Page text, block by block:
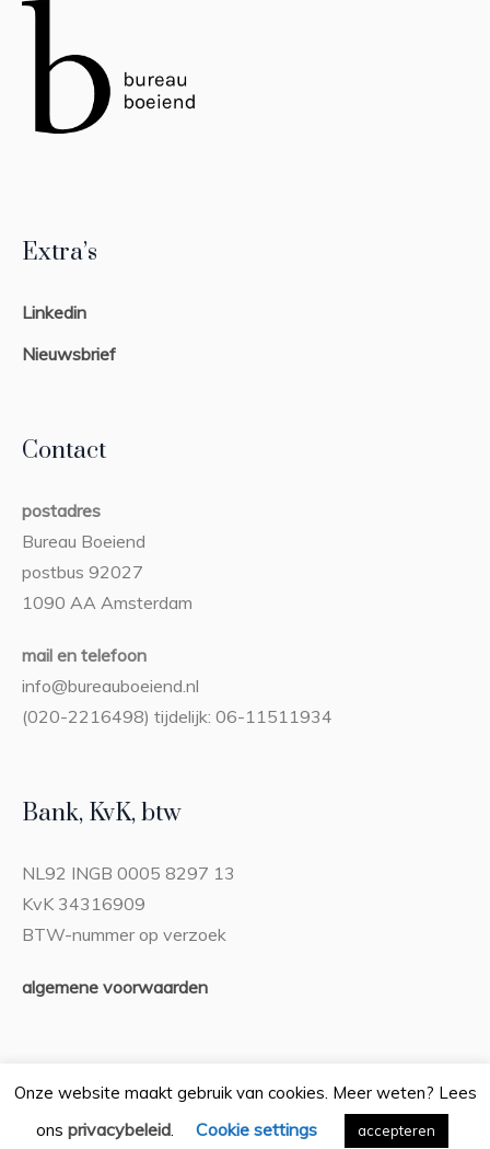
Extra’s
Linkedin
Nieuwsbrief
Contact
postadres
Bureau Boeiend
postbus 92027
1090 AA Amsterdam
mail en telefoon
info@bureauboeiend.nl
(020-2216498) tijdelijk: 06-11511934
Bank, KvK, btw
NL92 INGB 0005 8297 13
KvK 34316909
BTW-nummer op verzoek
algemene voorwaarden
Privacybeleid/ Bureau Boeiend © 2026 / Alle rechten
Onze website maakt gebruik van cookies. Meer weten? Lees
ons privacybeleid. Cookie settings accepteren